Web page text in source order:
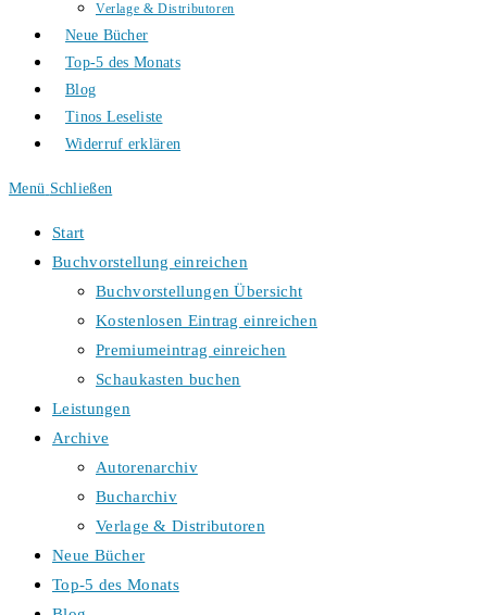
Verlage & Distributoren
Neue Bücher
Top-5 des Monats
Blog
Tinos Leseliste
Widerruf erklären
Menü Schließen
Start
Buchvorstellung einreichen
Buchvorstellungen Übersicht
Kostenlosen Eintrag einreichen
Premiumeintrag einreichen
Schaukasten buchen
Leistungen
Archive
Autorenarchiv
Bucharchiv
Verlage & Distributoren
Neue Bücher
Top-5 des Monats